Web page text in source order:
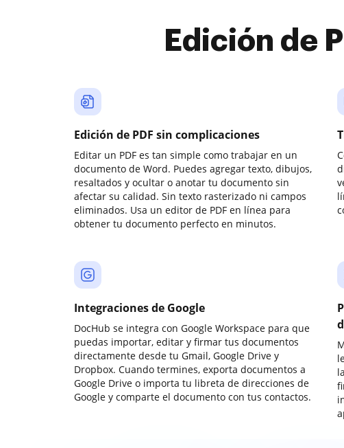
Edición de
Edición de PDF sin complicaciones
Editar un PDF es tan simple como trabajar en un
documento de Word. Puedes agregar texto, dibujos,
resaltados y ocultar o anotar tu documento sin
afectar su calidad. Sin texto rasterizado ni campos
eliminados. Usa un editor de PDF en línea para
obtener tu documento perfecto en minutos.
Integraciones de Google
DocHub se integra con Google Workspace para que
puedas importar, editar y firmar tus documentos
directamente desde tu Gmail, Google Drive y
Dropbox. Cuando termines, exporta documentos a
Google Drive o importa tu libreta de direcciones de
Google y comparte el documento con tus contactos.